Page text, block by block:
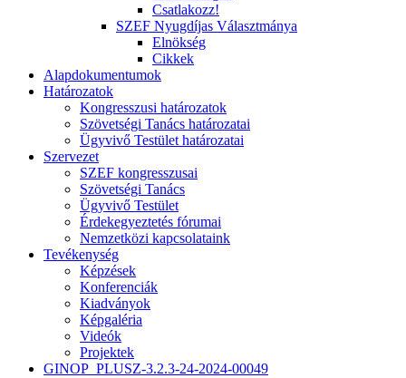
Csatlakozz!
SZEF Nyugdíjas Választmánya
Elnökség
Cikkek
Alapdokumentumok
Határozatok
Kongresszusi határozatok
Szövetségi Tanács határozatai
Ügyvivő Testület határozatai
Szervezet
SZEF kongresszusai
Szövetségi Tanács
Ügyvivő Testület
Érdekegyeztetés fórumai
Nemzetközi kapcsolataink
Tevékenység
Képzések
Konferenciák
Kiadványok
Képgaléria
Videók
Projektek
GINOP_PLUSZ-3.2.3-24-2024-00049